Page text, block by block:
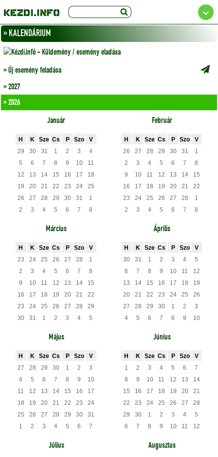
» KALENDÁRIUM
» Új esemény feladása
» 2027
» 2026
Január
H K Sze Cs P Szo
V
29
30 31 1 2 3
4
5
6 7 8 9 10
11
12
13 14 15 16 17
18
19
20 21 22 23 24
25
26
27 28 29 30 31
1
2
3 4 5 6 7 8
Február
H K Sze Cs P Szo
V
26
27 28 29 30 31
1
2
3 4 5 6 7
8
9
10 11 12 13 14
15
16
17 18 19 20 21
22
23
24 25 26 27 28
1
2
3 4 5 6 7 8
Március
H K Sze Cs P Szo
V
23
24 25 26 27 28
1
2
3 4 5 6 7
8
9
10 11 12 13 14
15
16
17 18 19 20 21
22
23
24 25 26 27 28
29
30
31 1 2 3 4 5
Április
H K Sze Cs P Szo
V
30
31 1 2 3 4
5
6
7 8 9 10 11
12
13
14 15 16 17 18
19
20
21 22 23 24 25
26
27
28 29 30 1 2
3
4
5 6 7 8 9 10
Május
H K Sze Cs P Szo
V
27
28 29 30 1 2
3
4
5 6 7 8 9
10
11
12 13 14 15 16
17
18
19 20 21 22 23
24
25
26 27 28 29 30
31
1
2 3 4 5 6 7
Június
H K Sze Cs P Szo
V
1
2 3 4 5 6
7
8
9 10 11 12 13
14
15
16 17 18 19 20
21
22
23 24 25 26 27
28
29
30 1 2 3 4
5
6
7 8 9 10 11 12
Július Augusztus